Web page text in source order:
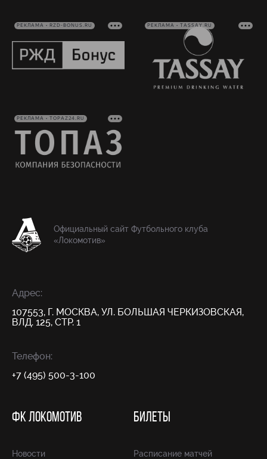
РЕКЛАМА • RZD-BONUS.RU РЕКЛАМА • TASSAY.RU
РЕКЛАМА • TOPAZ24.RU
Официальный сайт Футбольного клуба
«Локомотив»
Адрес:
107553, Г. МОСКВА, УЛ. БОЛЬШАЯ ЧЕРКИЗОВСКАЯ,
ВЛД. 125, СТР. 1
Телефон:
+7 (495) 500-3-100
ФК ЛОКОМОТИВ
Новости
БИЛЕТЫ
Расписание матчей